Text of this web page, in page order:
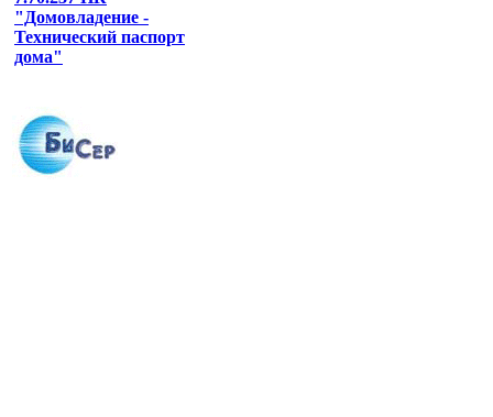
"Домовладение -
Технический паспорт
дома"